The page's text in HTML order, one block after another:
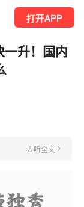
打开APP
升！国内
去听全文